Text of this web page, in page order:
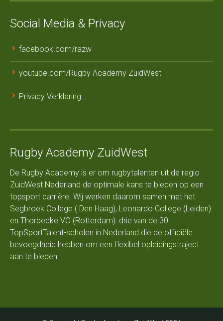
Social Media & Privacy
facebook.com/razw
youtube.com/Rugby Academy ZuidWest
Privacy Verklaring
Rugby Academy ZuidWest
De Rugby Academy is er om rugbytalenten uit de regio
ZuidWest Nederland de optimale kans te bieden op een
topsport carrière. Wij werken daarom samen met het
Segbroek College ( Den Haag), Leonardo College (Leiden)
en Thorbecke VO (Rotterdam): drie van de 30
TopSportTalent-scholen in Nederland die de officiële
bevoegdheid hebben om een flexibel opleidingstraject
aan te bieden.